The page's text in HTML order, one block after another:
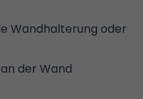
Wandhalterung oder
der Wand